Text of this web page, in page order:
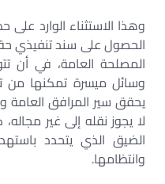
وهذا الاستثناء الوارد
الحصول على سند تنفيذي
المصلحة العامة، في أن
وسائل ميسرة تمكنها من
يحقق سير المرافق العامة
لا يجوز نقله إلى غير
الضيق الذي يتحدد
وانتظامها.